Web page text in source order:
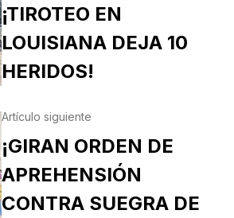
¡TIROTEO EN
LOUISIANA DEJA 10
HERIDOS!
Artículo siguiente
¡GIRAN ORDEN DE
APREHENSIÓN
CONTRA SUEGRA DE